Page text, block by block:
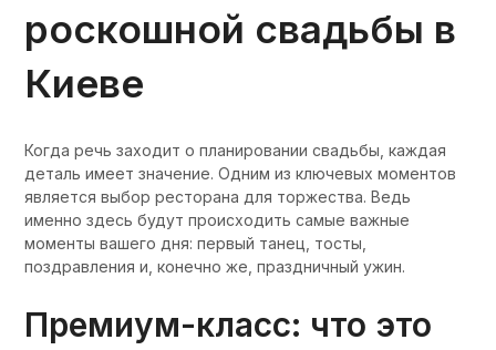
роскошной свадьбы в
Киеве
Когда речь заходит о планировании свадьбы, каждая
деталь имеет значение. Одним из ключевых моментов
является выбор ресторана для торжества. Ведь
именно здесь будут происходить самые важные
моменты вашего дня: первый танец, тосты,
поздравления и, конечно же, праздничный ужин.
Премиум-класс: что это